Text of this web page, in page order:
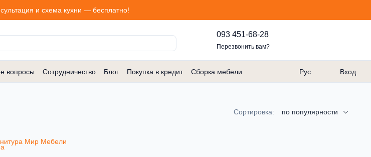
и схема кухни — бесплатно!
093 451-68-28
Перезвонить вам?
вопросы Сотрудничество Блог Покупка в кредит
Сборка мебели
Рус Вход
Сортировка: по популярности
Мир Мебели